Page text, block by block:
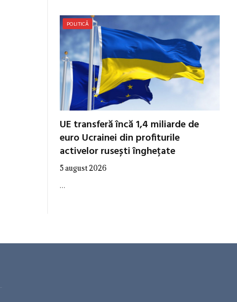
POLITICĂ
UE transferă încă 1,4 miliarde de
euro Ucrainei din profiturile
activelor rusești înghețate
5 august 2026
…